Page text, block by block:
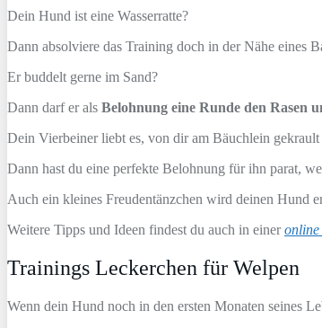
Dein Hund ist eine Wasserratte?
Dann absolviere das Training doch in der Nähe eines
Er buddelt gerne im Sand?
Dann darf er als Belohnung eine Runde den Rasen
Dein Vierbeiner liebt es, von dir am Bäuchlein gekrault
Dann hast du eine perfekte Belohnung für ihn parat,
Auch ein kleines Freudentänzchen wird deinen Hund
Weitere Tipps und Ideen findest du auch in eineronline
Trainings Leckerchen für Welpen
Wenn dein Hund noch in den ersten Monaten seines